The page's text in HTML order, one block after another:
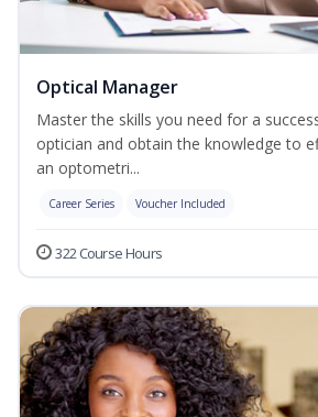
Optical Manager
Master the skills you need for a
optician and obtain the knowledge to
an optometri...
Career Series Voucher Included
322 Course Hours